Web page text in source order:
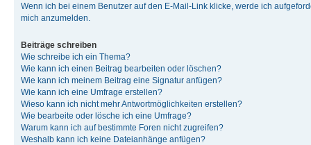
Wenn ich bei einem Benutzer auf den E-Mail-Link klicke, werde ich
mich anzumelden.
Beiträge schreiben
Wie schreibe ich ein Thema?
Wie kann ich einen Beitrag bearbeiten oder löschen?
Wie kann ich meinem Beitrag eine Signatur anfügen?
Wie kann ich eine Umfrage erstellen?
Wieso kann ich nicht mehr Antwortmöglichkeiten erstellen?
Wie bearbeite oder lösche ich eine Umfrage?
Warum kann ich auf bestimmte Foren nicht zugreifen?
Weshalb kann ich keine Dateianhänge anfügen?